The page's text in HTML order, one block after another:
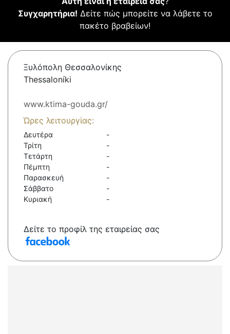
Συγχαρητήρια! Δείτε πώς μπορείτε να λάβετε το
πακέτο βραβείων!
Ξυλόπολη Θεσσαλονίκης
Thessaloníki
www.ktima-gouda.gr/
Ώρες λειτουργίας:
Δευτέρα
-
Τρίτη
-
Τετάρτη
-
Πέμπτη
-
Παρασκευή
-
Σάββατο
-
Κυριακή
-
Δείτε το προφίλ της εταιρείας σας